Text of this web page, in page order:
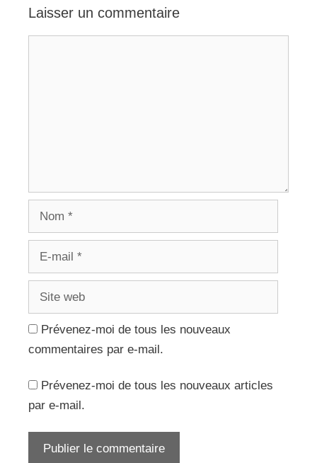
Laisser un commentaire
Prévenez-moi de tous les nouveaux
commentaires par e-mail.
Prévenez-moi de tous les nouveaux articles
par e-mail.